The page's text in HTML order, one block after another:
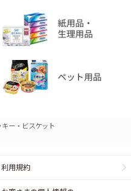
キー・ビスケット
利用規約